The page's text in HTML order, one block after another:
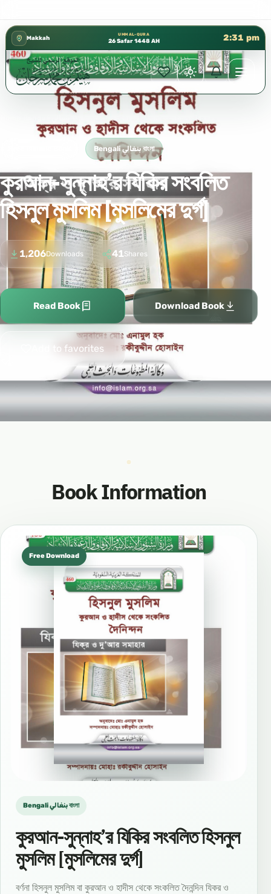
Makkah
UMM AL-QURA
26 Safar 1448 AH 2:31 pm
Bengali بنغالي বাংলা
কুরআন-সুন্নাহ’র যিকির সংবলিত
হিসনুল মুসলিম [মুসলিমের দুর্গ]
1,206Downloads 41Shares
Read Book Download Book
Add to favorites
Book Information
Free Download
Bengali بنغالي বাংলা
কুরআন-সুন্নাহ’র যিকির সংবলিত হিসনুল
মুসলিম [মুসলিমের দুর্গ]
বর্ণনা হিসনুল মুসলিম বা কুরআন ও হাদীস থেকে সংকলিত দৈনন্দিন যিকর ও